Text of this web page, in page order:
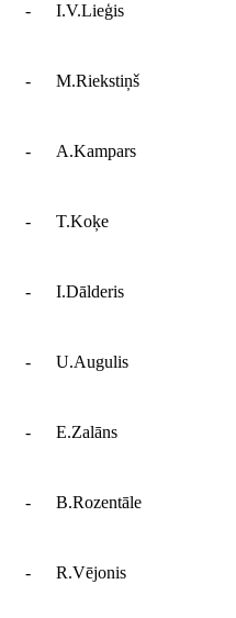
- I.V.Lieģis
- M.Riekstiņš
- A.Kampars
- T.Koķe
- I.Dālderis
- U.Augulis
- E.Zalāns
- B.Rozentāle
- R.Vējonis